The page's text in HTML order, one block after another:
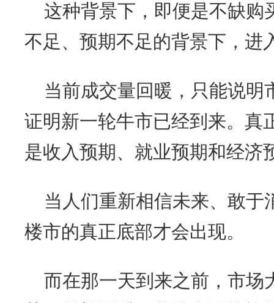
这种背景下，即便是不缺购
不足、预期不足的背景下，进
当前成交量回暖，只能说明
证明新一轮牛市已经到来。真
是收入预期、就业预期和经济
当人们重新相信未来、敢于
楼市的真正底部才会出现。
而在那一天到来之前，市场